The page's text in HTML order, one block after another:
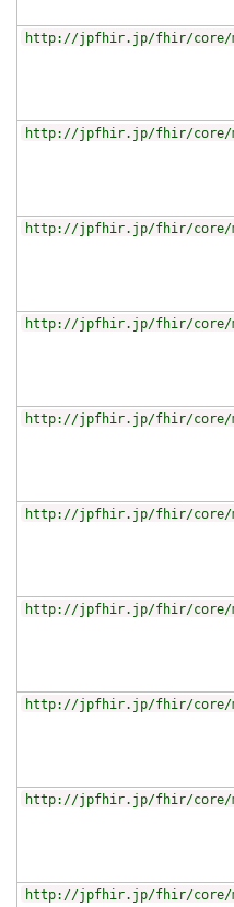
http://jpfhir.jp/fhir/core/
http://jpfhir.jp/fhir/core/
http://jpfhir.jp/fhir/core/
http://jpfhir.jp/fhir/core/
http://jpfhir.jp/fhir/core/
http://jpfhir.jp/fhir/core/
http://jpfhir.jp/fhir/core/
http://jpfhir.jp/fhir/core/
http://jpfhir.jp/fhir/core/
http://jpfhir.jp/fhir/core/